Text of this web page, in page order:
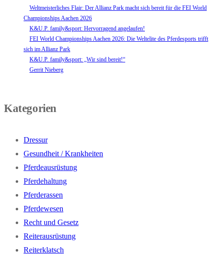
Weltmeisterliches Flair: Der Allianz Park macht sich bereit für die FEI World
Championships Aachen 2026
K&U.P. family&sport: Hervorragend angelaufen!
FEI World Championships Aachen 2026: Die Weltelite des Pferdesports trifft
sich im Allianz Park
K&U.P. family&sport: „Wir sind bereit!“
Gerrit Nieberg
Kategorien
Dressur
Gesundheit / Krankheiten
Pferdeausrüstung
Pferdehaltung
Pferderassen
Pferdewesen
Recht und Gesetz
Reiterausrüstung
Reiterklatsch